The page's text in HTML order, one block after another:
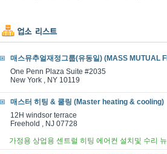
매스뮤추얼재정그룹(유동일) (MASS MUTUAL
One Penn Plaza Suite #2035
New York , NY 10119
매스터 히팅 & 쿨링 (Master heating & cooling)
12H windsor terrace
Freehold , NJ 07728
가정용 상업용 센트럴 히팅 에어컨 설치및 수리